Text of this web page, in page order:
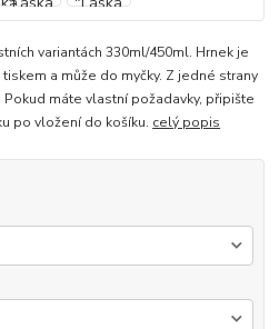
variantách 330ml/450ml. Hrnek je
a může do myčky. Z jedné strany
máte vlastní požadavky, připište
po vložení do košíku. celý popis